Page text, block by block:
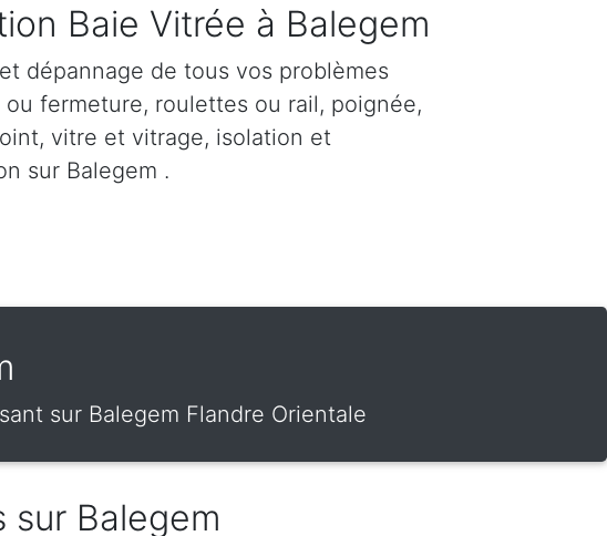
Baie Vitrée à Balegem
dépannage de tous vos problèmes
fermeture, roulettes ou rail, poignée,
vitre et vitrage, isolation et
sur Balegem .
sur Balegem Flandre Orientale
sur Balegem